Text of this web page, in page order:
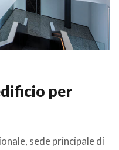
per
sede principale di